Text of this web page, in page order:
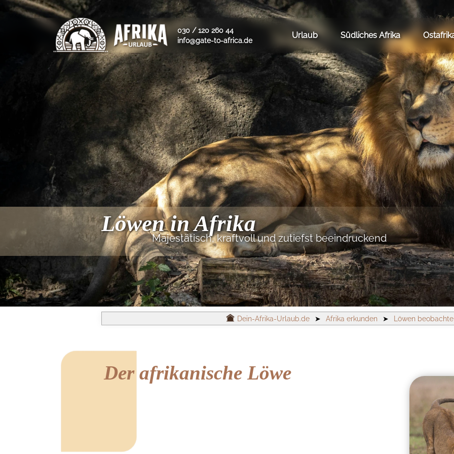
030 / 120 260 44
info@gate-to-africa.de
Urlaub Südliches Afrika
Löwen in Afrika
Majestätisch, kraftvoll und zutiefst beeindruckend
Dein-Afrika-Urlaub.de ➤ Afrika erkunden ➤ Löwen
Der afrikanische Löwe